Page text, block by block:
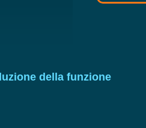
della funzione